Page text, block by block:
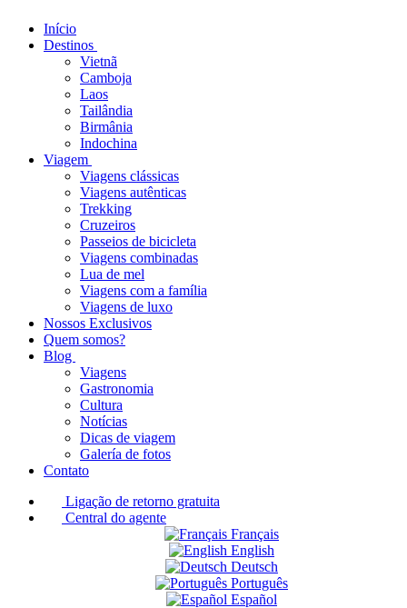
Início
Destinos
Vietnã
Camboja
Laos
Tailândia
Birmânia
Indochina
Viagem
Viagens clássicas
Viagens autênticas
Trekking
Cruzeiros
Passeios de bicicleta
Viagens combinadas
Lua de mel
Viagens com a família
Viagens de luxo
Nossos Exclusivos
Quem somos?
Blog
Viagens
Gastronomia
Cultura
Notícias
Dicas de viagem
Galería de fotos
Contato
Ligação de retorno gratuita
Central do agente
Français
English
Deutsch
Português
Español